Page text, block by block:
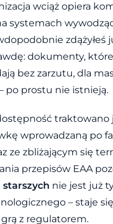
wciąż opiera
systemach
zdążyłeś
dokumenty,
bez zarzutu, dla
po prostu nie istnieją.
traktowano
wprowadzaną po
ze zbliżającym się
przepisów EAA
nie jest już
– staje
z regulatorem.